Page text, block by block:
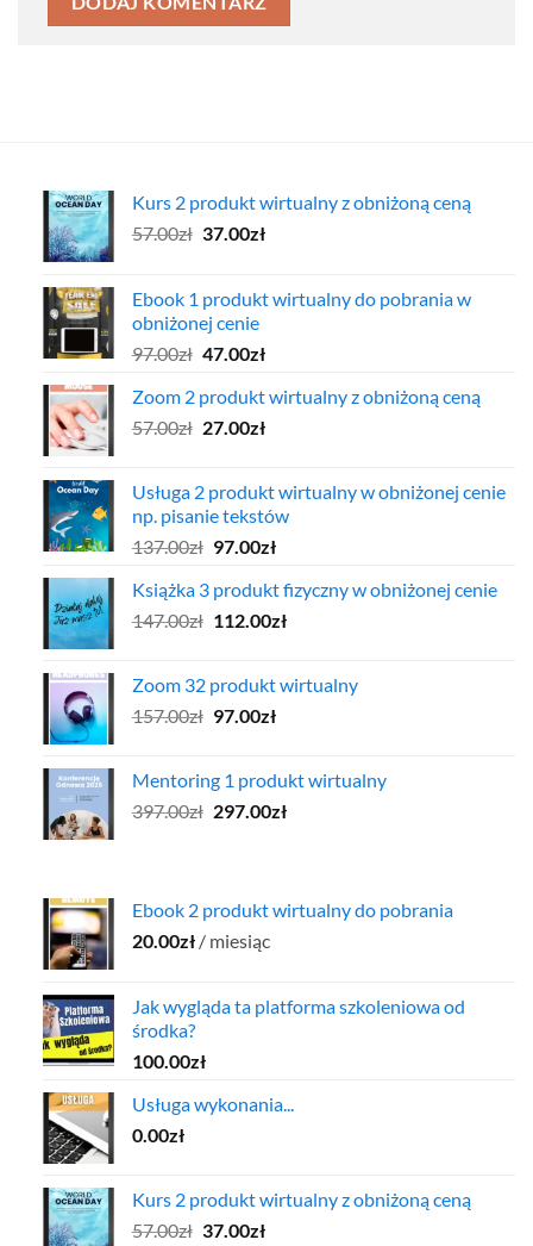
Kurs 2 produkt wirtualny z obniżoną ceną
57.00zł Pierwotna
57.00zł.
37.00złAktualna
37.00zł.
Ebook 1 produkt wirtualny do pobrania w
obniżonej cenie
97.00zł Pierwotna
wynosiła:
97.00zł.
47.00złAktualna
wynosi:
47.00zł.
Zoom 2 produkt wirtualny z obniżoną ceną
57.00zł Pierwotna
57.00zł.
27.00złAktualna
27.00zł.
Usługa 2 produkt wirtualny w obniżonej cenie
np. pisanie tekstów
137.00zł Pierwotna
wynosiła:
137.00zł.
97.00złAktualna
wynosi:
97.00zł.
Książka 3 produkt fizyczny w obniżonej cenie
147.00zł Pierwotna
147.00zł.
112.00złAktualna
112.00zł.
Zoom 32 produkt wirtualny
157.00zł Pierwotna
157.00zł.
97.00złAktualna
97.00zł.
Mentoring 1 produkt wirtualny
397.00zł Pierwotna
297.00złAktualna
Ebook 2 produkt wirtualny do pobrania
20.00zł / miesiąc
Jak wygląda ta platforma szkoleniowa od
środka?
100.00zł
Usługa wykonania...
0.00zł
Kurs 2 produkt wirtualny z obniżoną ceną
57.00zł Pierwotna
37.00złAktualna